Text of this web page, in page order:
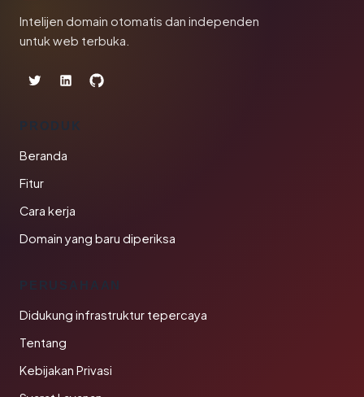
Intelijen domain otomatis dan independen
untuk web terbuka.
PRODUK
Beranda
Fitur
Cara kerja
Domain yang baru diperiksa
PERUSAHAAN
Didukung infrastruktur tepercaya
Tentang
Kebijakan Privasi